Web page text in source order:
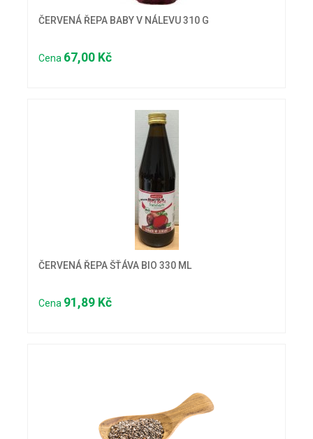
ČERVENÁ ŘEPA BABY V NÁLEVU 310 G
Cena 67,00 Kč
ČERVENÁ ŘEPA ŠŤÁVA BIO 330 ML
Cena 91,89 Kč